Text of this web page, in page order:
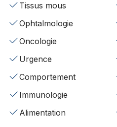
Tissus mous
Ophtalmologie
Oncologie
Urgence
Comportement
Immunologie
Alimentation